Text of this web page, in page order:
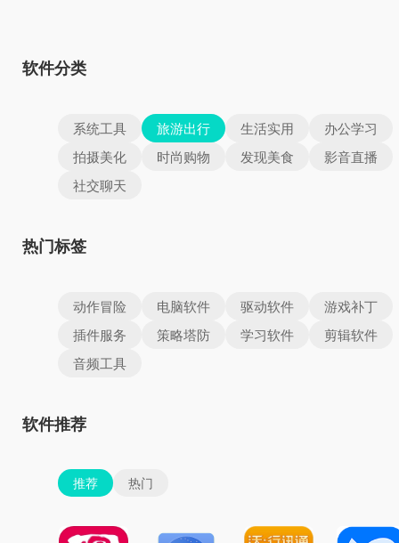
软件分类
系统工具 旅游出行 生活实用
办公学习
拍摄美化
时尚购物 发现美食
影音直播
社交聊天
热门标签
动作冒险 电脑软件 驱动软件
游戏补丁
插件服务
策略塔防 学习软件
剪辑软件
音频工具
软件推荐
推荐 热门